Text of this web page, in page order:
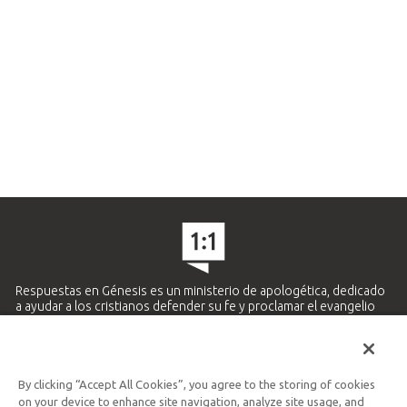
Respuestas en Génesis es un ministerio de apologética, dedicado
a ayudar a los cristianos defender su fe y proclamar el evangelio
Ministerio Hispano y Latinoamericano
By clicking “Accept All Cookies”, you agree to the storing of cookies
on your device to enhance site navigation, analyze site usage, and